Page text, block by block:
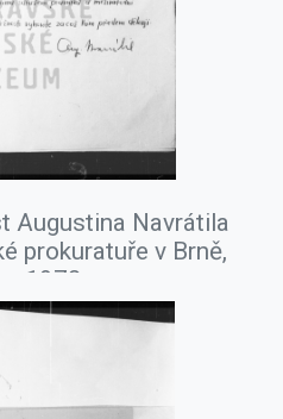
Augustina Navrátila
prokuratuře v Brně,
1978.